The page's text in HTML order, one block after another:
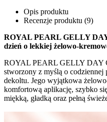
Opis produktu
Recenzje produktu (9)
ROYAL PEARL GELLY
dzień o lekkiej żelowo-
ROYAL PEARL GELLY DAY
stworzony z myślą o
dekoltu. Jego wyjątkowa
komfortową aplikację, szybko
miękką, gładką oraz pełną